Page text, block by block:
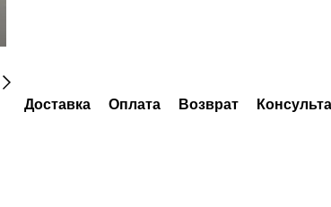
Доставка Оплата Возврат